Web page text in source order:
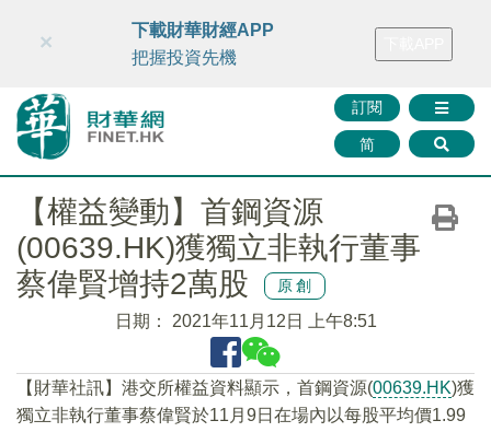
財華智庫網 FINTV FINMETA 財華證券 媒體矩陣
訂閱
简
×
下載財華財經APP
把握投資先機
【權益變動】首鋼資源
(00639.HK)獲獨立非執行董事
蔡偉賢增持2萬股
原創
日期： 2021年11月12日 上午8:51
【財華社訊】港交所權益資料顯示，首鋼資源(00639.HK)獲
獨立非執行董事蔡偉賢於11月9日在場內以每股平均價1.99